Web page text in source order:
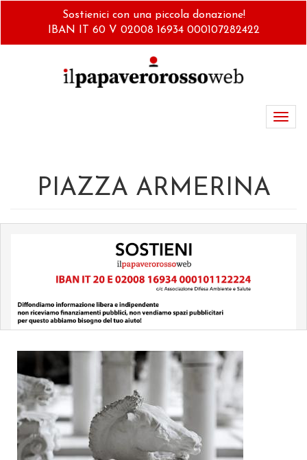
Sostienici con una piccola donazione!
IBAN IT 60 V 02008 16934 000107282422
PIAZZA ARMERINA